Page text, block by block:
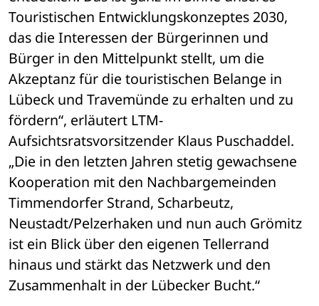
Touristischen Entwicklungskonzeptes 2030,
das die Interessen der Bürgerinnen und
Bürger in den Mittelpunkt stellt, um die
Akzeptanz für die touristischen Belange in
Lübeck und Travemünde zu erhalten und zu
fördern“, erläutert LTM-
Aufsichtsratsvorsitzender Klaus Puschaddel.
„Die in den letzten Jahren stetig gewachsene
Kooperation mit den Nachbargemeinden
Timmendorfer Strand, Scharbeutz,
Neustadt/Pelzerhaken und nun auch Grömitz
ist ein Blick über den eigenen Tellerrand
hinaus und stärkt das Netzwerk und den
Zusammenhalt in der Lübecker Bucht.“